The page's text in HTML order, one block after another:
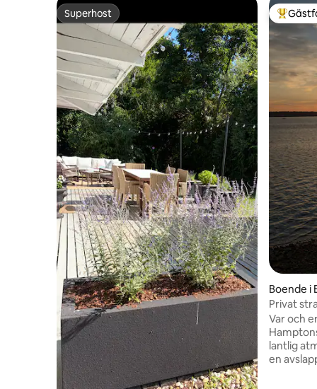
Superhost
Superhost
Boende i
Privat
tunnland.
Var och
lantlig
en